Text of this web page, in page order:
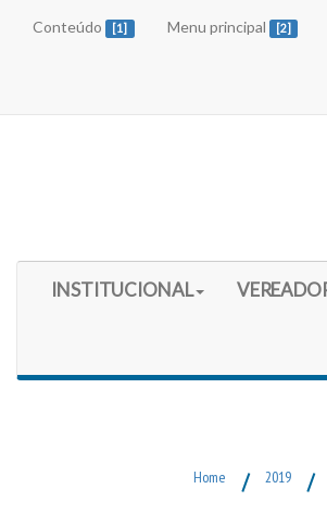
Conteúdo [1] Menu principal [2]
Início do Menu Principal
INSTITUCIONAL
Home / 2019 /